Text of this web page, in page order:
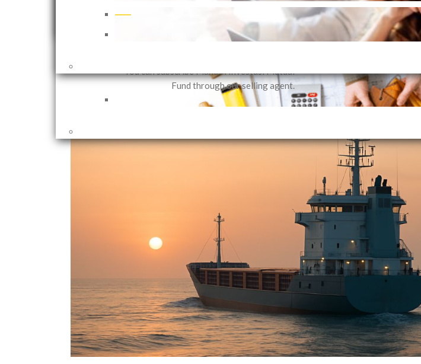
objectives and risk profile.
You can subscribe Mandiri Investasi Mutual
Fund through our selling agent.